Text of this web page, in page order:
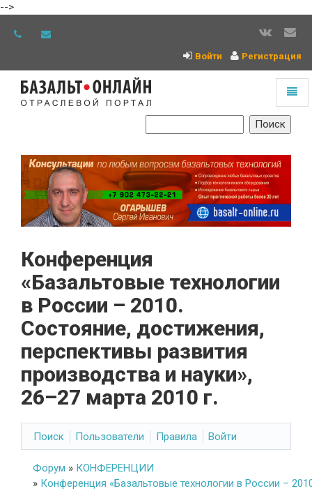
-->
Войти Регистрация
Конференция
«Базальтовые технологии
в России – 2010.
Состояние, достижения,
перспективы развития
производства и науки»,
26–27 марта 2010 г.
Поиск Пользователи Правила Войти
Форум » КОНФЕРЕНЦИИ
» Конференция «Базальтовые технологии в России –